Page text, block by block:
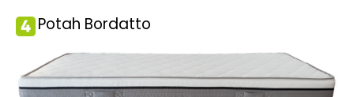
Potah Bordatto